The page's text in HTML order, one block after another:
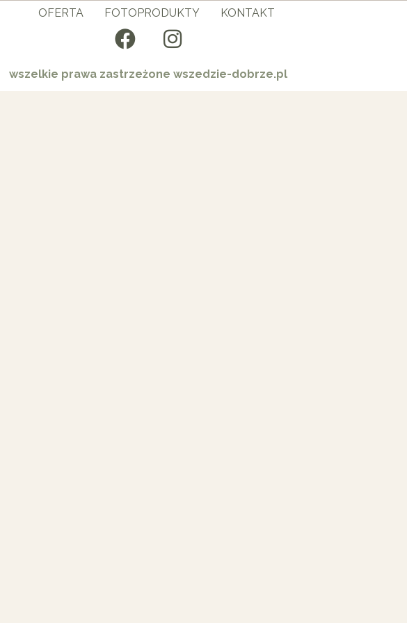
OFERTA FOTOPRODUKTY KONTAKT
wszelkie prawa zastrzeżone wszedzie-dobrze.pl